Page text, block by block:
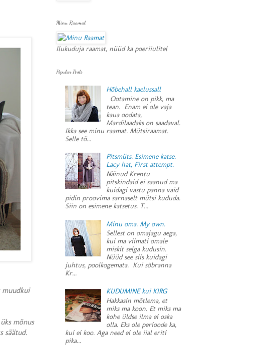
muudkui
mõnus
säätud.
Minu Raamat
Ilukuduja raamat, nüüd ka poeriiulitel
Popular Posts
Hõbehall kaelussall
Ootamine on pikk, ma
tean. Enam ei ole vaja
kaua oodata,
Mardilaadaks on saadaval.
Ikka see minu raamat. Mütsiraamat.
Selle tö...
Pitsmüts. Esimene katse.
Lacy hat, First attempt.
Näinud Krentu
pitskindaid ei saanud ma
kuidagi vastu panna vaid
pidin proovima sarnaselt mütsi kududa.
Siin on esimene katsetus. T...
Minu oma. My own.
Sellest on omajagu aega,
kui ma viimati omale
miskit selga kudusin.
Nüüd see siis kuidagi
juhtus, poolkogemata. Kui sõbranna
Kr...
KUDUMINE kui KIRG
Hakkasin mõtlema, et
miks ma koon. Et miks ma
kohe üldse ilma ei oska
olla. Eks ole perioode ka,
kui ei koo. Aga need ei ole iial eriti
pika...